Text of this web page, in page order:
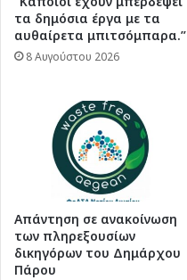
τα δημόσια έργα με τα
αυθαίρετα μπιτσόμπαρα.”
8 Αυγούστου 2026
Απάντηση σε ανακοίνωση
των πληρεξουσίων
δικηγόρων του Δημάρχου
Πάρου